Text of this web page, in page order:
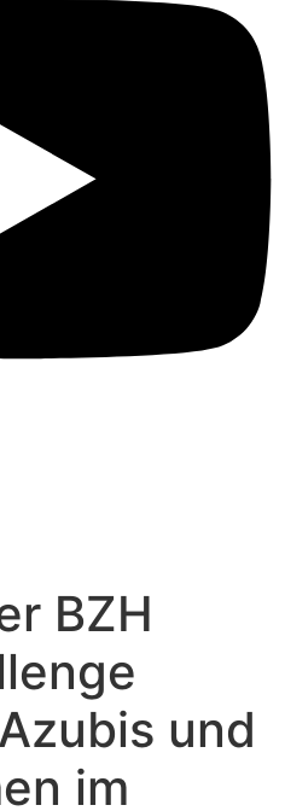
BZH
und
im